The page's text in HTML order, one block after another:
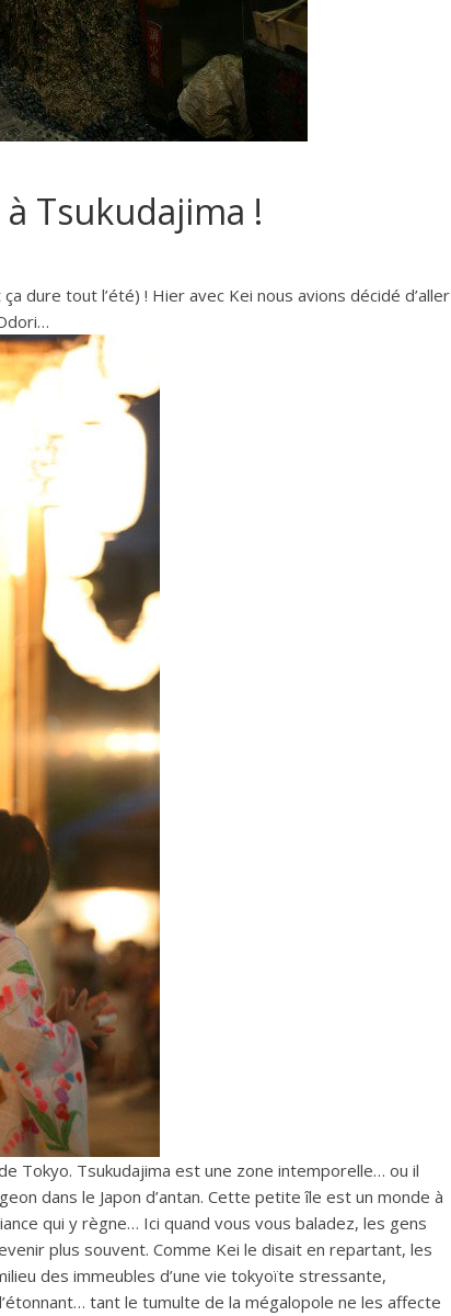
Tsukudajima !
dure tout l’été) ! Hier avec Kei nous avions décidé d’aller
Tokyo. Tsukudajima est une zone intemporelle… ou il
dans le Japon d’antan. Cette petite île est un monde à
qui y règne… Ici quand vous vous baladez, les gens
plus souvent. Comme Kei le disait en repartant, les
des immeubles d’une vie tokyoïte stressante,
tant le tumulte de la mégalopole ne les affecte